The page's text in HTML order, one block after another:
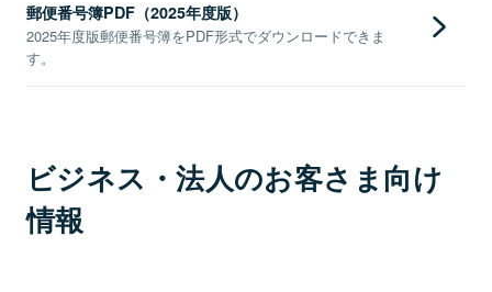
郵便番号簿PDF（2025年度版）
2025年度版郵便番号簿をPDF形式でダウンロードできま
す。
ビジネス・法人のお客さま向け
情報